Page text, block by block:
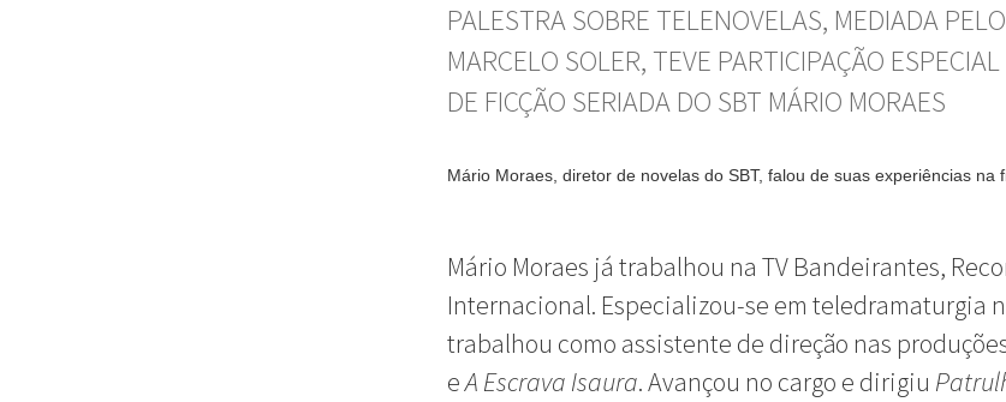
PALESTRA SOBRE TELENOVELAS, MEDIADA
MARCELO SOLER, TEVE PARTICIPAÇÃO
DE FICÇÃO SERIADA DO SBT MÁRIO MORAES
Mário Moraes, diretor de novelas do SBT, falou de suas experiências na
Mário Moraes já trabalhou na TV Bandeirantes,
Internacional. Especializou-se em teledramaturgia
trabalhou como assistente de direção nas
eA Escrava Isaura. Avançou no cargo e dirigiu